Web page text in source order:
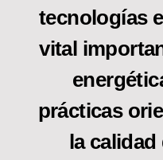
tecnologías
vital
prácticas
la calidad